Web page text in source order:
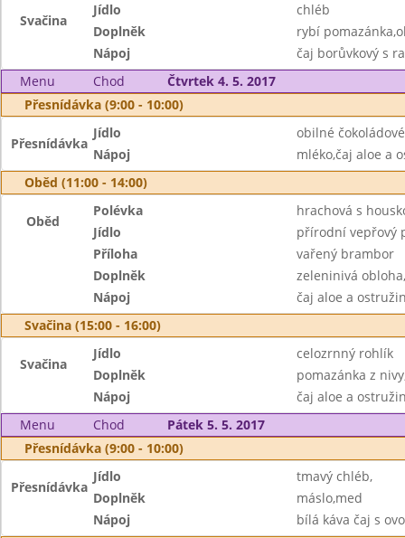
Svačina
Jídlo
chléb
Doplněk
rybí
Nápoj
čaj borůvkový s
Menu
Chod
Čtvrtek 4. 5. 2017
Přesnídávka (9:00 - 10:00)
Přesnídávka
Jídlo
obilné
Nápoj
mléko,čaj aloe a
Oběd (11:00 - 14:00)
Oběd
Polévka
hrachová s
Jídlo
přírodní vepřový
Příloha
vařený brambor
Doplněk
zeleninivá
Nápoj
čaj aloe a
Svačina (15:00 - 16:00)
Svačina
Jídlo
celozrnný rohlík
Doplněk
pomazánka z
Nápoj
čaj aloe a
Menu
Chod
Pátek 5. 5. 2017
Přesnídávka (9:00 - 10:00)
Přesnídávka
Jídlo
tmavý chléb,
Doplněk
máslo,med
Nápoj
bílá káva čaj s